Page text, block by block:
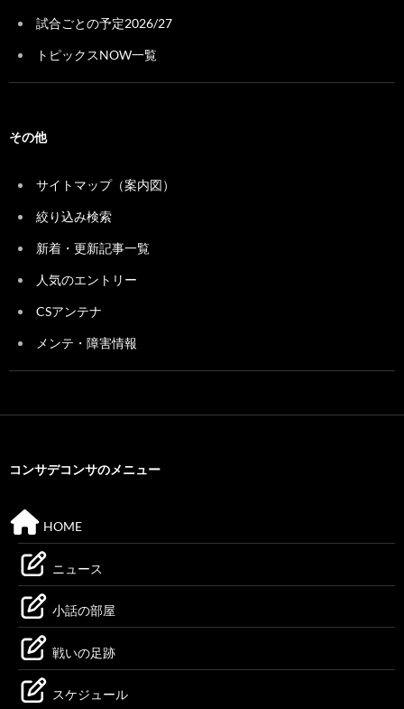
試合ごとの予定2026/27
トピックスNOW一覧
その他
サイトマップ（案内図）
絞り込み検索
新着・更新記事一覧
人気のエントリー
CSアンテナ
メンテ・障害情報
コンサデコンサのメニュー
HOME
ニュース
小話の部屋
戦いの足跡
スケジュール